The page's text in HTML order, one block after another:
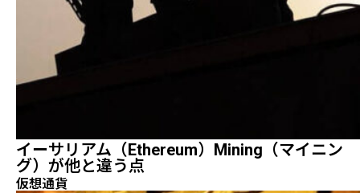
イーサリアム（Ethereum）mining（マイニン
グ）が他と違う点
仮想通貨